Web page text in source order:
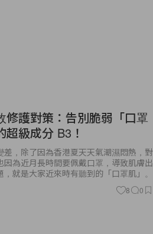
修護對策：告別脆弱「口罩
級成分 B3！
，除了因為香港夏天天氣潮濕悶熱，對
為近月長時間要佩戴口罩，導致肌膚出
就是大家近來時有聽到的「口罩肌」。
8 0